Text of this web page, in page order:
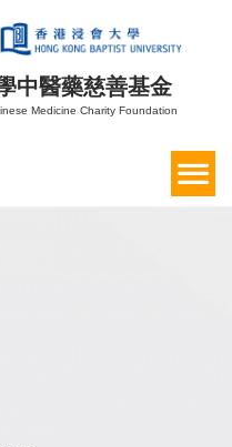
中醫藥慈善基金
Medicine Charity Foundation